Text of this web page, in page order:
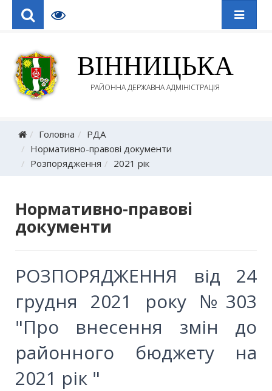
ВІННИЦЬКА
РАЙОННА ДЕРЖАВНА АДМІНІСТРАЦІЯ
Головна
РДА
Нормативно-правові документи
Розпорядження
2021 рік
Нормативно-правові
документи
РОЗПОРЯДЖЕННЯ від 24
грудня 2021 року №303
"Про внесення змін до
районного бюджету на
2021 рік "